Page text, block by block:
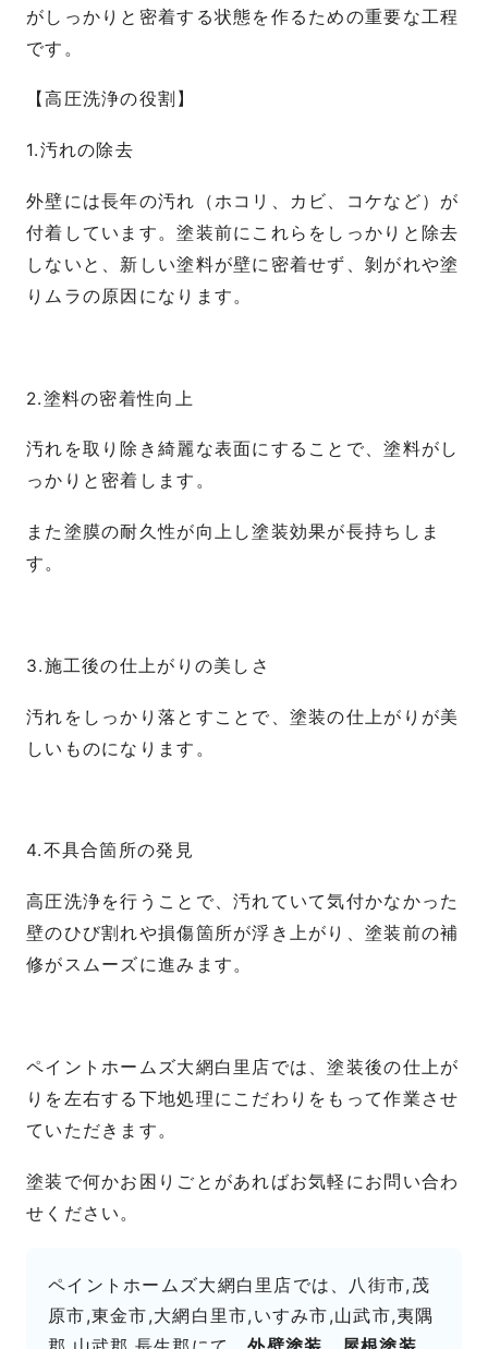
がしっかりと密着する状態を作るための重要な工程
です。
【高圧洗浄の役割】
1.汚れの除去
外壁には長年の汚れ（ホコリ、カビ、コケなど）が
付着しています。塗装前にこれらをしっかりと除去
しないと、新しい塗料が壁に密着せず、剝がれや塗
りムラの原因になります。
2.塗料の密着性向上
汚れを取り除き綺麗な表面にすることで、塗料がし
っかりと密着します。
また塗膜の耐久性が向上し塗装効果が長持ちしま
す。
3.施工後の仕上がりの美しさ
汚れをしっかり落とすことで、塗装の仕上がりが美
しいものになります。
4.不具合箇所の発見
高圧洗浄を行うことで、汚れていて気付かなかった
壁のひび割れや損傷箇所が浮き上がり、塗装前の補
修がスムーズに進みます。
ペイントホームズ大網白里店では、塗装後の仕上が
りを左右する下地処理にこだわりをもって作業させ
ていただきます。
塗装で何かお困りごとがあればお気軽にお問い合わ
せください。
ペイントホームズ大網白里店では、八街市,茂
原市,東金市,大網白里市,いすみ市,山武市,夷隅